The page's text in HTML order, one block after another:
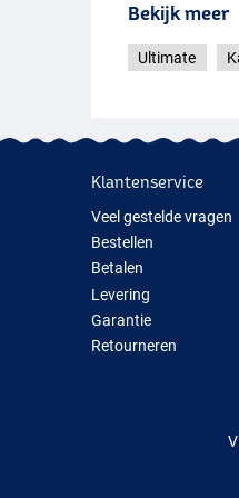
Bekijk meer
Ultimate
Klantenservice
Veel gestelde vragen
Bestellen
Betalen
Levering
Garantie
Retourneren